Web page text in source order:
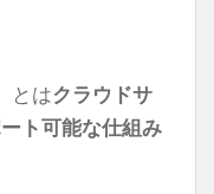
とはクラウドサ
ト可能な仕組み